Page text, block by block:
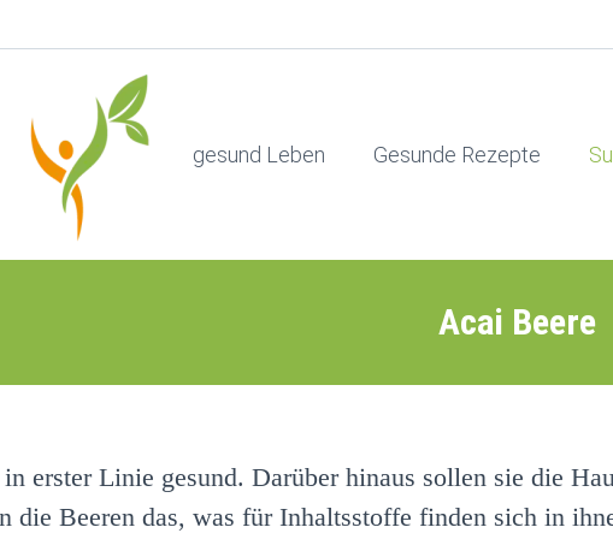
gesund Leben Gesunde Rezepte
Acai Beere
erster Linie gesund. Darüber hinaus sollen sie die
die Beeren das, was für Inhaltsstoffe finden sich in